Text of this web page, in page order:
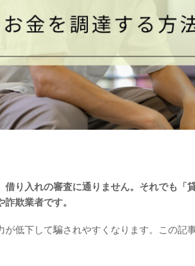
借り入れの審査に通りません。それでも「
欺業者です。
低下して騙されやすくなります。この記